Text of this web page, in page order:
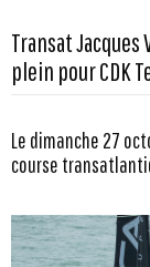
Transat Jacques
plein pour CDK
Le dimanche 27
course